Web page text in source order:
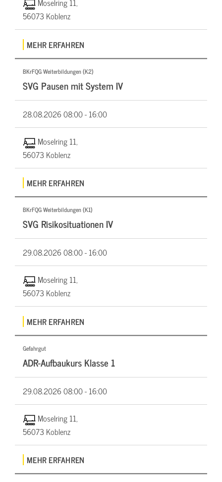
Moselring 11,
56073 Koblenz
MEHR ERFAHREN
BKrFQG Weiterbildungen (K2)
SVG Pausen mit System IV
28.08.202608:00 - 16:00
Moselring 11,
56073 Koblenz
MEHR ERFAHREN
BKrFQG Weiterbildungen (K1)
SVG Risikosituationen IV
29.08.202608:00 - 16:00
Moselring 11,
56073 Koblenz
MEHR ERFAHREN
Gefahrgut
ADR-Aufbaukurs Klasse 1
29.08.202608:00 - 16:00
Moselring 11,
56073 Koblenz
MEHR ERFAHREN